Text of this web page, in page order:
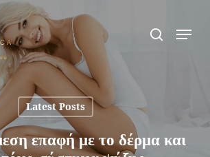
search
Menu
Latest Posts
επαφή με το δέρμα και